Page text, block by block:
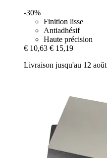
-30%
Finition lisse
Antiadhésif
Haute précision
€ 10,63 € 15,19
Livraison jusqu'au 12 août